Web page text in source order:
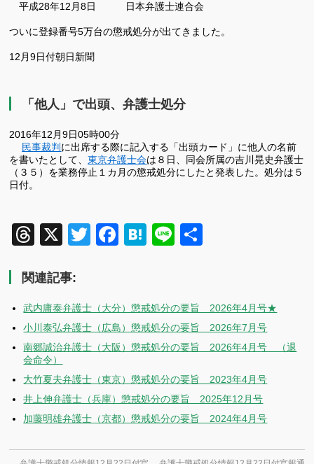
平成28年12 月8日 日本弁護士連合会
ついに登録番号5万台の懲戒処分が出てきました。
12月9日付朝日新聞
「他人」で出頭、弁護士処分
2016年12月9日05時00分
民事裁判 に出席する際に記入する「出頭カード」に他人の名前
を書いたとして、東京弁護士会は８日、同会所属の吉川晃史弁護士
（３５）を業務停止１カ月の懲戒処分にしたと発表した。処分は５
日付。
Threads
X TwitterFacebook
Hatena
Line
関連記事:
武内庸泰弁護士（大分）懲戒処分の要旨 2026年4月号★
小川泰弘弁護士（広島）懲戒処分の要旨 2026年7月号
南郷誠治弁護士（大阪）懲戒処分の要旨 2026年4月号 （退
会命令）
大竹夏夫弁護士（東京）懲戒処分の要旨 2023年4月号
井上伸弁護士（兵庫）懲戒処分の要旨 2025年12月号
加藤明雄弁護士（京都）懲戒処分の要旨 2024年4月号